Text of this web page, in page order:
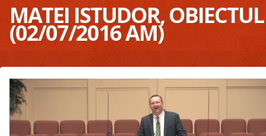
MATEI ISTUDOR,
(02/07/2016 AM)